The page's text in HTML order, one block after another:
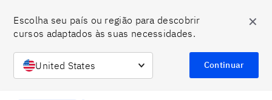
Escolha seu país ou região para descobrir
cursos adaptados às suas necessidades.
United States Continuar
✕